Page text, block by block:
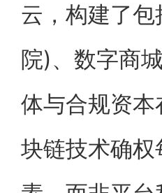
云，构建了
院)、数字商
体与合规资
块链技术确